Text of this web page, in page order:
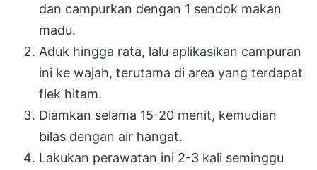
dan campurkan dengan 1 sendok makan
madu.
Aduk hingga rata, lalu aplikasikan campuran
ini ke wajah, terutama di area yang terdapat
flek hitam.
Diamkan selama 15-20 menit, kemudian
bilas dengan air hangat.
Lakukan perawatan ini 2-3 kali seminggu